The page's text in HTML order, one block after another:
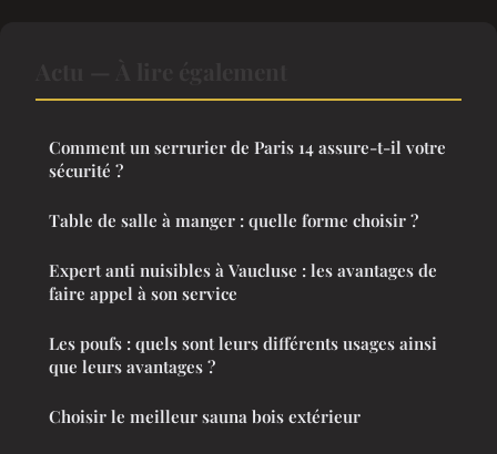
Comment un serrurier de Paris 14 assure-t-il votre
sécurité ?
Table de salle à manger : quelle forme choisir ?
Expert anti nuisibles à Vaucluse : les avantages de
faire appel à son service
Les poufs : quels sont leurs différents usages ainsi
que leurs avantages ?
Choisir le meilleur sauna bois extérieur